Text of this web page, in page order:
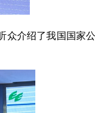
众介绍了我国国家